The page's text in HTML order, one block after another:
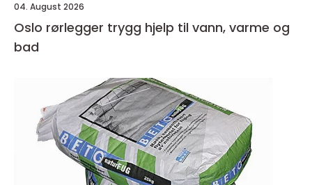
04. August 2026
Oslo rørlegger trygg hjelp til vann, varme og
bad